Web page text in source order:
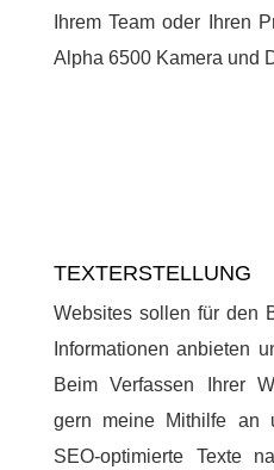
Ihrem Team oder Ihren
Alpha 6500 Kamera und
TEXTERSTELLUNG
Websites sollen für den
Informationen anbieten
Beim Verfassen Ihrer
gern meine Mithilfe an
SEO-optimierte Texte